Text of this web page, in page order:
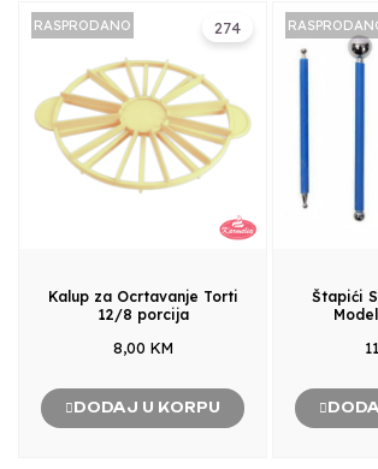
274
RASPRODANO
Kalup za Ocrtavanje Torti
12/8 porcija
8,00 KM
DODAJ U KORPU
Štapići